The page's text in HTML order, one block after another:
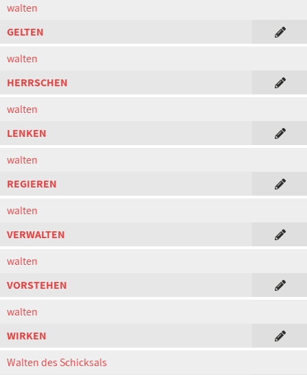
walten
GELTEN
walten
HERRSCHEN
walten
LENKEN
walten
REGIEREN
walten
VERWALTEN
walten
VORSTEHEN
walten
WIRKEN
Walten des Schicksals